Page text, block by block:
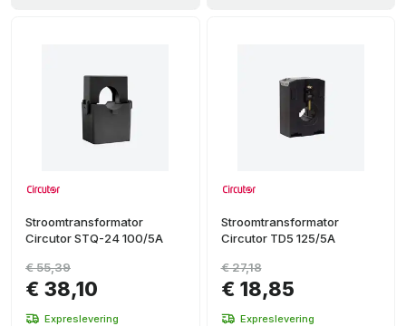
Stroomtransformator
Circutor STQ-24 100/5A
€ 38,10
€ 55,39
Expreslevering
Stroomtransformator
Circutor TD5 125/5A
€ 18,85
€ 27,18
Expreslevering